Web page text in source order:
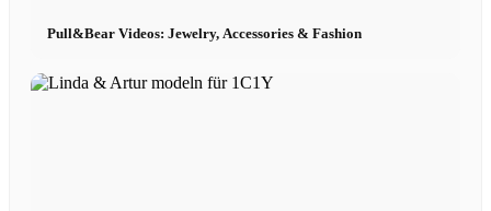
Apply
Pull&Bear Videos: Jewelry, Accessories & Fashion